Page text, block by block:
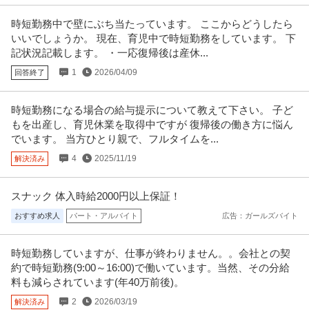
時短勤務中で壁にぶち当たっています。 ここからどうしたら
いいでしょうか。 現在、育児中で時短勤務をしています。 下
記状況記載します。 ・一応復帰後は産休...
回答終了 1 2026/04/09
時短勤務になる場合の給与提示について教えて下さい。 子ど
もを出産し、育児休業を取得中ですが 復帰後の働き方に悩ん
でいます。 当方ひとり親で、フルタイムを...
解決済み 4 2025/11/19
スナック 体入時給2000円以上保証！
おすすめ求人 パート・アルバイト 広告：ガールズバイト
時短勤務していますが、仕事が終わりません。。会社との契
約で時短勤務(9:00～16:00)で働いています。当然、その分給
料も減らされています(年40万前後)。
解決済み 2 2026/03/19